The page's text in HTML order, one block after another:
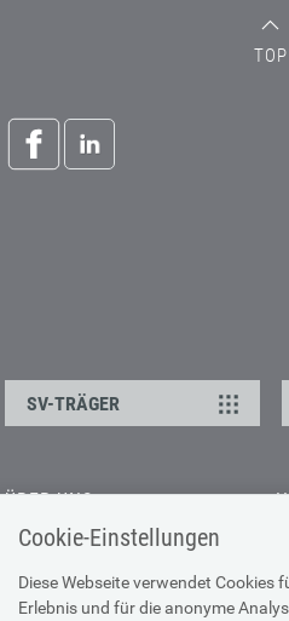
Cookie-Einstellungen
Diese Webseite verwendet Cookies
Erlebnis und für die anonyme
TOP
SV-TRÄGER
ÜBER UNS
Kontakt
Offene Stellen
Presse